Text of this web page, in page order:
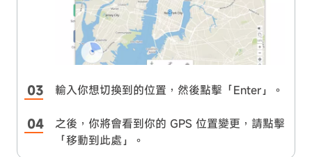
輸入你想切換到的位置，然後點擊「Enter」。
之後，你將會看到你的 GPS 位置變更，請點擊
「移動到此處」。